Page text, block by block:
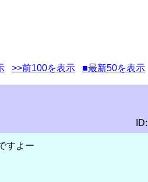
>>前100を表示 ■最新50を表示
すよー